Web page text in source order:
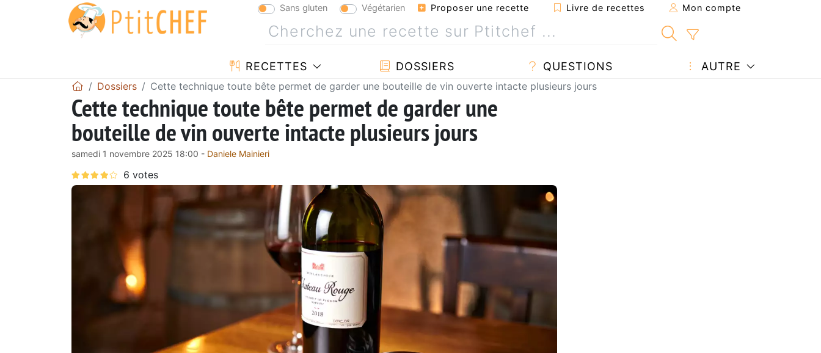
Sans gluten Végétarien Proposer une recette Livre de recettes Mon compte
RECETTES DOSSIERS QUESTIONS AUTRE
Dossiers Cette technique toute bête permet de garder une bouteille de vin ouverte intacte plusieurs jours
Cette technique toute bête permet de garder une
bouteille de vin ouverte intacte plusieurs jours
samedi 1 novembre 2025 18:00 - Daniele Mainieri